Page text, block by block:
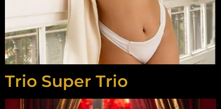
Trio Super Trio